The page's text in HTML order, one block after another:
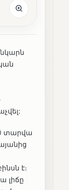
տարվա
է։
լիճը